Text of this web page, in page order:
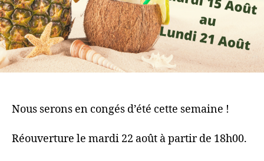
Nous serons en congés d’été cette semaine !
Réouverture le mardi 22 août à partir de 18h00.